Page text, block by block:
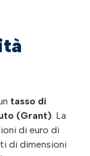
tasso di
(Grant). La
di euro di
di dimensioni